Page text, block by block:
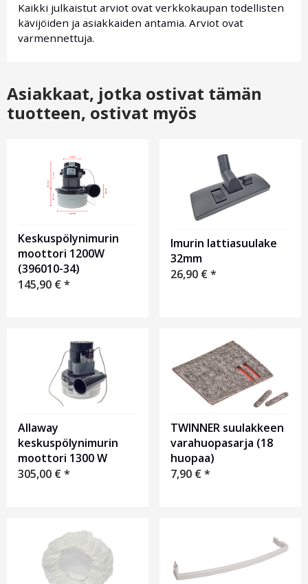
Kaikki julkaistut arviot ovat verkkokaupan todellisten
kävijöiden ja asiakkaiden antamia. Arviot ovat
varmennettuja.
Asiakkaat, jotka ostivat tämän
tuotteen, ostivat myös
Keskuspölynimurin
moottori 1200W
(396010-34)
145,90 €*
Imurin lattiasuulake
32mm
26,90 €*
Allaway
keskuspölynimurin
moottori 1300 W
305,00 €*
TWINNER suulakkeen
varahuopasarja (18
huopaa)
7,90 €*